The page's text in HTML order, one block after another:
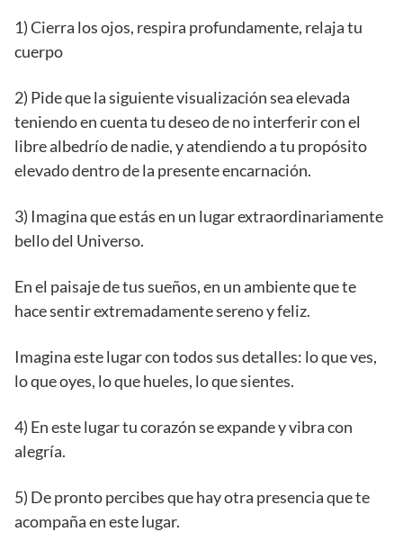
1) Cierra los ojos, respira profundamente, relaja tu
cuerpo
2) Pide que la siguiente visualización sea elevada
teniendo en cuenta tu deseo de no interferir con el
libre albedrío de nadie, y atendiendo a tu propósito
elevado dentro de la presente encarnación.
3) Imagina que estás en un lugar extraordinariamente
bello del Universo.
En el paisaje de tus sueños, en un ambiente que te
hace sentir extremadamente sereno y feliz.
Imagina este lugar con todos sus detalles: lo que ves,
lo que oyes, lo que hueles, lo que sientes.
4) En este lugar tu corazón se expande y vibra con
alegría.
5) De pronto percibes que hay otra presencia que te
acompaña en este lugar.